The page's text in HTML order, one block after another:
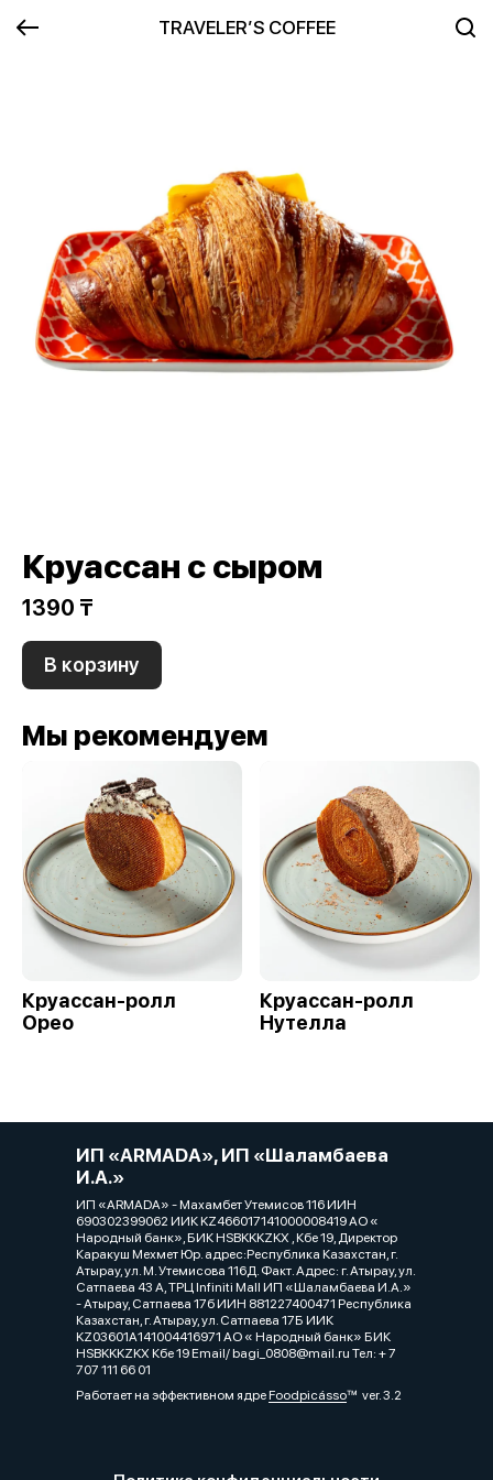
TRAVELER’S COFFEE
Круассан с сыром
1390 ₸
В корзину
Мы рекомендуем
Круассан-ролл
Орео
Круассан-ролл
Нутелла
ИП «ARMADA», ИП «Шаламбаева
И.А.»
ИП «ARMADA» - Махамбет Утемисов 116 ИИН
690302399062 ИИК KZ466017141000008419 АО «
Народный банк», БИК HSBKKKZKX , Кбе 19, Директор
Каракуш Мехмет Юр. адрес:Республика Казахстан, г.
Атырау, ул. М. Утемисова 116Д. Факт. Адрес: г. Атырау, ул.
Сатпаева 43 А, ТРЦ Infiniti Mall ИП «Шаламбаева И.А.»
- Атырау, Сатпаева 17б ИИН 881227400471 Республика
Казахстан, г. Атырау, ул. Сатпаева 17Б ИИК
KZ03601A141004416971 АО « Народный банк» БИК
HSBKKKZKX Кбе 19 Email/ bagi_0808@mail.ru Тел: + 7
707 111 66 01
Работает на эффективном ядреFoodpicássover. 3.2